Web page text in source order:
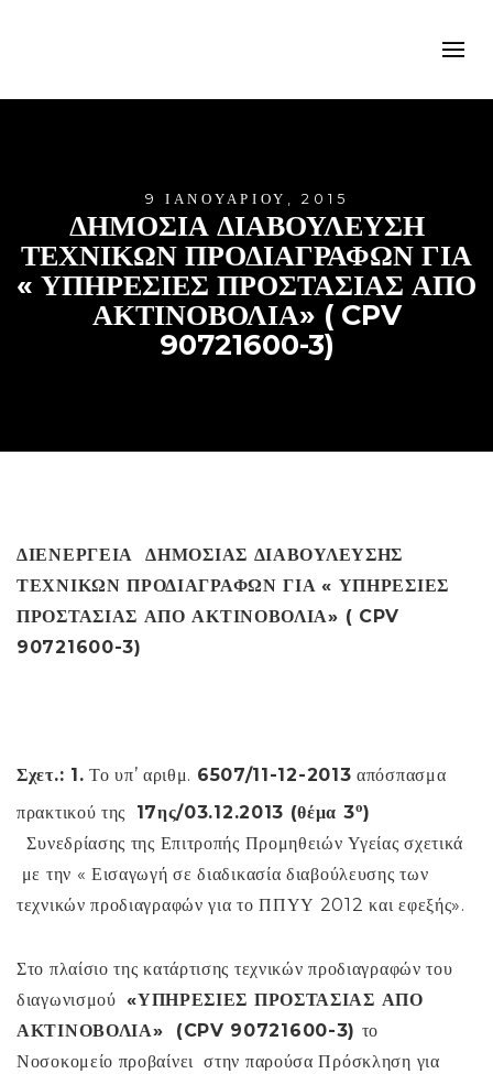
9 ΙΑΝΟΥΑΡΊΟΥ, 2015
ΔΗΜΟΣΙΑ ΔΙΑΒΟΥΛΕΥΣΗ
ΤΕΧΝΙΚΩΝ ΠΡΟΔΙΑΓΡΑΦΩΝ ΓΙΑ
« ΥΠΗΡΕΣΙΕΣ ΠΡΟΣΤΑΣΙΑΣ ΑΠΟ
ΑΚΤΙΝΟΒΟΛΙΑ» ( CPV
90721600-3)
ΔΙΕΝΕΡΓΕΙΑ ΔΗΜΟΣΙΑΣ ΔΙΑΒΟΥΛΕΥΣΗΣ
ΤΕΧΝΙΚΩΝ ΠΡΟΔΙΑΓΡΑΦΩΝ ΓΙΑ « ΥΠΗΡΕΣΙΕΣ
ΠΡΟΣΤΑΣΙΑΣ ΑΠΟ ΑΚΤΙΝΟΒΟΛΙΑ» ( CPV
90721600-3)
Σχετ.: 1. Το υπ’ αριθμ. 6507/11-12-2013 απόσπασμα
πρακτικού της 17ης/03.12.2013 (θέμα 3ο)
Συνεδρίασης της Επιτροπής Προμηθειών Υγείας σχετικά
με την « Εισαγωγή σε διαδικασία διαβούλευσης των
τεχνικών προδιαγραφών για το ΠΠΥΥ 2012 και εφεξής».
Στο πλαίσιο της κατάρτισης τεχνικών προδιαγραφών του
διαγωνισμού«ΥΠΗΡΕΣΙΕΣ ΠΡΟΣΤΑΣΙΑΣ ΑΠΟ
ΑΚΤΙΝΟΒΟΛΙΑ» (CPV 90721600-3) το
Νοσοκομείο προβαίνει στην παρούσα Πρόσκληση για